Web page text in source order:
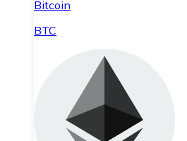
Bitcoin
BTC